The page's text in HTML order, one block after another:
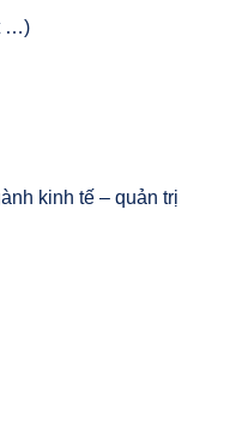
…)
kinh tế – quản trị